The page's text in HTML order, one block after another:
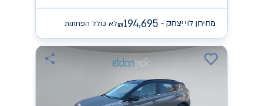
מחירון לוי יצחק - ₪194,695 לא כולל הפחתות